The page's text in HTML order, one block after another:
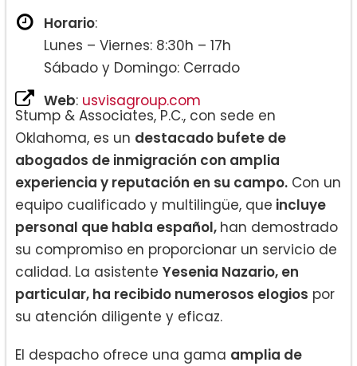
Horario:
Lunes – Viernes: 8:30h – 17h
Sábado y Domingo: Cerrado
Web: usvisagroup.com
Stump & Associates, P.C., con sede en
Oklahoma, es un destacado bufete de
abogados de inmigración con amplia
experiencia y reputación en su campo. Con un
equipo cualificado y multilingüe, que incluye
personal que habla español, han demostrado
su compromiso en proporcionar un servicio de
calidad. La asistente Yesenia Nazario, en
particular, ha recibido numerosos elogios por
su atención diligente y eficaz.
El despacho ofrece una gama amplia de